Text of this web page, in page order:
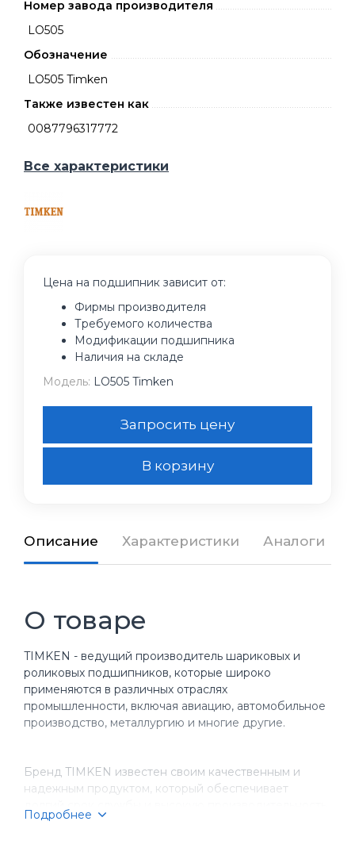
Номер завода производителя
LO505
Обозначение
LO505 Timken
Также известен как
0087796317772
Все характеристики
Цена на подшипник зависит от:
Фирмы производителя
Требуемого количества
Модификации подшипника
Наличия на складе
Модель: LO505 Timken
Запросить цену
В корзину
Описание Характеристики Аналоги
О товаре
TIMKEN - ведущий производитель шариковых и
роликовых подшипников, которые широко
применяются в различных отраслях
промышленности, включая авиацию, автомобильное
производство, металлургию и многие другие.
Бренд TIMKEN известен своим качественным и
надежным продуктом, который обеспечивает
оборудования. Компания имеет более чем
Подробнее